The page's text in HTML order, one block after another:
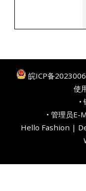
皖ICP备
使
•
• 管理员E-
Hello Fashion |